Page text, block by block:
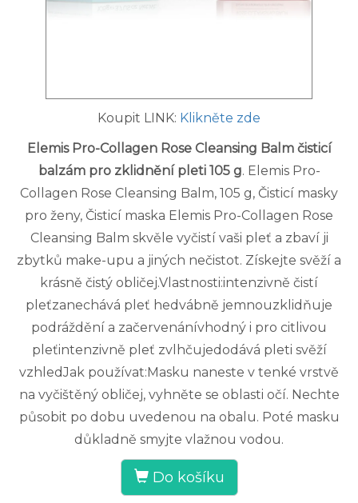
Koupit LINK: Klikněte zde
Elemis Pro-Collagen Rose Cleansing Balm čisticí
balzám pro zklidnění pleti 105 g. Elemis Pro-
Collagen Rose Cleansing Balm, 105 g, Čisticí masky
pro ženy, Čisticí maska Elemis Pro-Collagen Rose
Cleansing Balm skvěle vyčistí vaši pleť a zbaví ji
zbytků make-upu a jiných nečistot. Získejte svěží a
krásně čistý obličej.Vlastnosti:intenzivně čistí
pleťzanechává pleť hedvábně jemnouzklidňuje
podráždění a začervenánívhodný i pro citlivou
pleťintenzivně pleť zvlhčujedodává pleti svěží
vzhledJak používat:Masku naneste v tenké vrstvě
na vyčištěný obličej, vyhněte se oblasti očí. Nechte
působit po dobu uvedenou na obalu. Poté masku
důkladně smyjte vlažnou vodou.
Do košíku